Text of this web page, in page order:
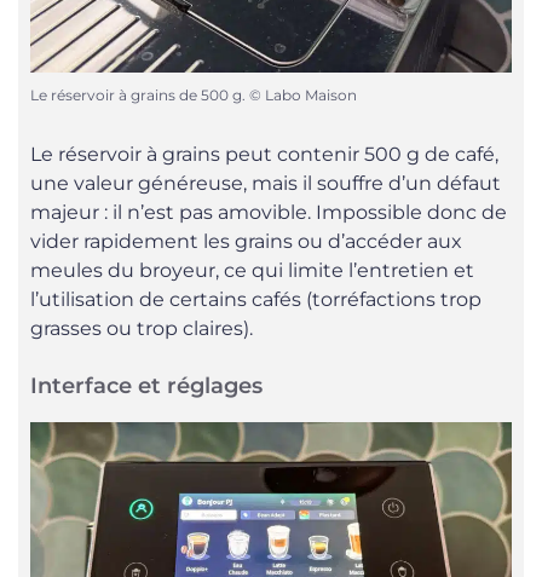
Le réservoir à grains de 500 g. © Labo Maison
Le réservoir à grains peut contenir 500 g de café,
une valeur généreuse, mais il souffre d’un défaut
majeur : il n’est pas amovible. Impossible donc de
vider rapidement les grains ou d’accéder aux
meules du broyeur, ce qui limite l’entretien et
l’utilisation de certains cafés (torréfactions trop
grasses ou trop claires).
Interface et réglages